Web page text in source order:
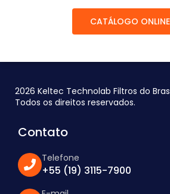
CATÁLOGO ONLINE
2026 Keltec Technolab Filtros do
Todos os direitos reservados.
Contato
Telefone
+55 (19) 3115-7900